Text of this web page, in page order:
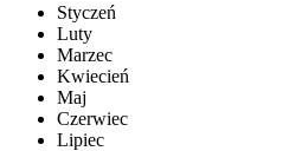
Styczeń
Luty
Marzec
Kwiecień
Maj
Czerwiec
Lipiec